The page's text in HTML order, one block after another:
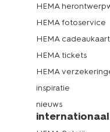
HEMA
HEMA fotoservice
HEMA
HEMA tickets
HEMA
inspiratie
nieuws
internationaal